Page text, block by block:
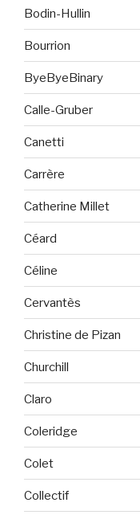
Bodin-Hullin
Bourrion
ByeByeBinary
Calle-Gruber
Canetti
Carrère
Catherine Millet
Céard
Céline
Cervantès
Christine de Pizan
Churchill
Claro
Coleridge
Colet
Collectif